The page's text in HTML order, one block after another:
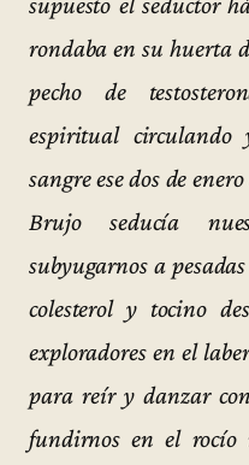
rondaba en su huerta
pecho de
espiritual circulando
sangre ese dos de
Brujo seducía
subyugarnos a
colesterol y tocino
exploradores en el
para reír y danzar
fundirnos en el rocío